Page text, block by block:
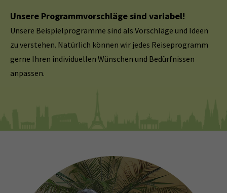
Unsere Programmvorschläge sind variabel!
Unsere Beispielprogramme sind als Vorschläge und Ideen
zu verstehen. Natürlich können wir jedes Reiseprogramm
gerne Ihren individuellen Wünschen und Bedürfnissen
anpassen.